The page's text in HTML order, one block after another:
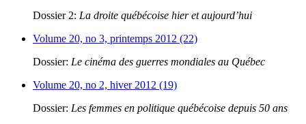
Dossier 2: La droite québécoise hier et aujourd’hui
Volume 20, no 3, printemps 2012 (22)
Dossier: Le cinéma des guerres mondiales au Québec
Volume 20, no 2, hiver 2012 (19)
Dossier: Les femmes en politique québécoise depuis 50 ans